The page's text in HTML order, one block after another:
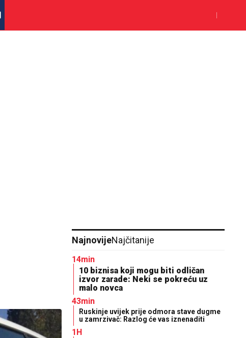
NajnovijeNajčitanije
14min
10 biznisa koji mogu biti odličan
izvor zarade: Neki se pokreću uz
malo novca
43min
Ruskinje uvijek prije odmora stave dugme
u zamrzivač: Razlog će vas iznenaditi
1H